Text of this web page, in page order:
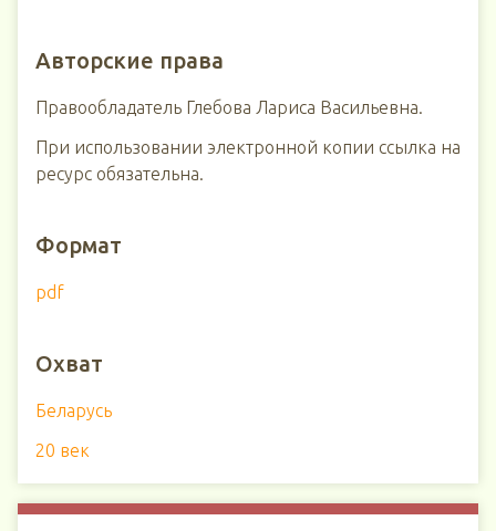
Авторские права
Правообладатель Глебова Лариса Васильевна.
При использовании электронной копии ссылка на
ресурс обязательна.
Формат
pdf
Охват
Беларусь
20 век